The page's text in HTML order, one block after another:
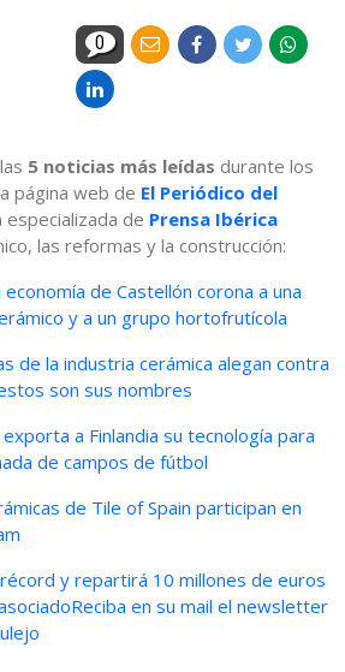
0
5 noticias más leídas durante los
página web de El Periódico del
especializada de Prensa Ibérica
las reformas y la construcción:
de Castellón corona a una
y a un grupo hortofrutícola
de la industria cerámica alegan contra
son sus nombres
a Finlandia su tecnología para
de campos de fútbol
de Tile of Spain participan en
y repartirá 10 millones de euros
en su mail el newsletter